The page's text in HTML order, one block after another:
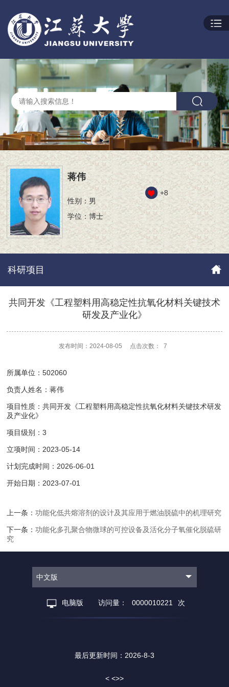
蒋伟
性别：男
学位：博士
+8
科研项目
共同开发《工程塑料用高稳定性抗氧化材料关键技术
研发及产业化》
发布时间：2024-08-05 点击次数： 7
所属单位：502060
负责人姓名：蒋伟
项目性质：共同开发《工程塑料用高稳定性抗氧化材料关键技术研发
及产业化》
项目级别：3
立项时间：2023-05-14
计划完成时间：2026-06-01
开始日期：2023-07-01
上一条：功能化低共熔溶剂的设计及其应用于燃油脱硫中的机理研究
下一条：功能化多孔聚合物微球的可控设备及活化分子氧催化脱硫研
究
中文版
电脑版 访问量： 0000010221 次
最后更新时间： 2026-8-3
< <>>